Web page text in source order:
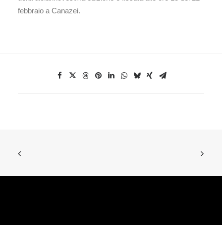
febbraio a Canazei.